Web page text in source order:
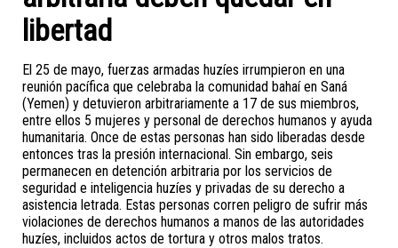
libertad
El 25 de mayo, fuerzas armadas huzíes irrumpieron en una
reunión pacífica que celebraba la comunidad bahaí en Saná
(Yemen) y detuvieron arbitrariamente a 17 de sus miembros,
entre ellos 5 mujeres y personal de derechos humanos y ayuda
humanitaria. Once de estas personas han sido liberadas desde
entonces tras la presión internacional. Sin embargo, seis
permanecen en detención arbitraria por los servicios de
seguridad e inteligencia huzíes y privadas de su derecho a
asistencia letrada. Estas personas corren peligro de sufrir más
violaciones de derechos humanos a manos de las autoridades
huzíes, incluidos actos de tortura y otros malos tratos.